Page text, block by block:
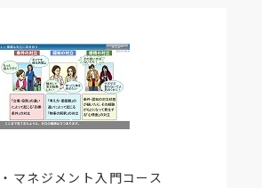
マネジメント入門コース